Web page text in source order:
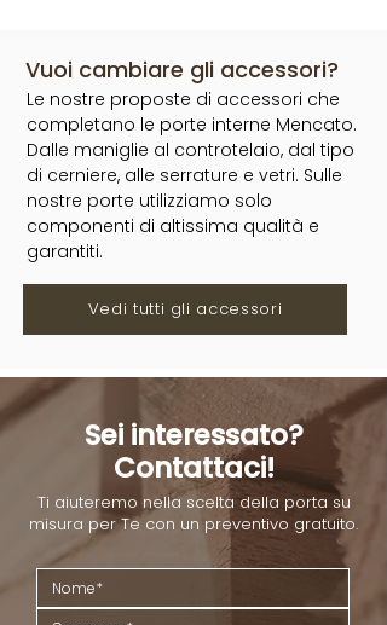
Vuoi cambiare gli accessori?
Le nostre proposte di accessori che
completano le porte interne Mencato.
Dalle maniglie al controtelaio, dal tipo
di cerniere, alle serrature e vetri. Sulle
nostre porte utilizziamo solo
componenti di altissima qualità e
garantiti.
Vedi tutti gli accessori
Sei interessato?
Contattaci!
Ti aiuteremo nella scelta della porta su
misura per Te con un preventivo gratuito.